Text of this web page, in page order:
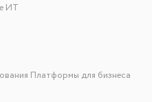
ИТ
Платформы для бизнеса